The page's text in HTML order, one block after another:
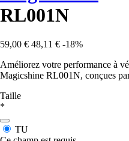
RL001N
59,00 € 48,11 € -18%
Améliorez votre performance à
Magicshine RL001N, conçues
Taille
*
TU